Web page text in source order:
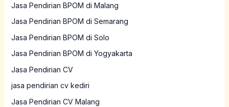
Jasa Pendirian BPOM di Malang
Jasa Pendirian BPOM di Semarang
Jasa Pendirian BPOM di Solo
Jasa Pendirian BPOM di Yogyakarta
Jasa Pendirian CV
jasa pendirian cv kediri
Jasa Pendirian CV Malang